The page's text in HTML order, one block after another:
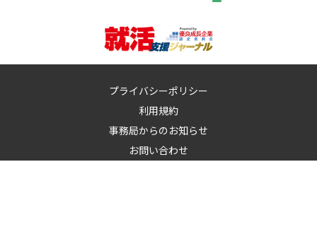
プライバシーポリシー
利用規約
事務局からのお知らせ
お問い合わせ